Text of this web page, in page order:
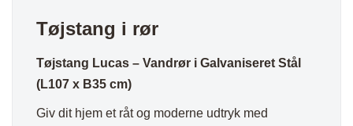
Tøjstang i rør
Tøjstang Lucas – Vandrør i Galvaniseret Stål
(L107 x B35 cm)
Giv dit hjem et råt og moderne udtryk med